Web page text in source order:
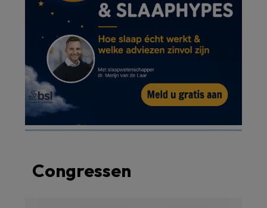
Congressen